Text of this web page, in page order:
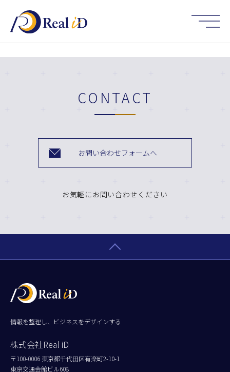
CONTACT
お問い合わせフォームへ
お気軽にお問い合わせください
情報を整理し、ビジネスをデザインする
株式会社Real iD
〒100-0006 東京都千代田区有楽町2-10-1
東京交通会館ビル608